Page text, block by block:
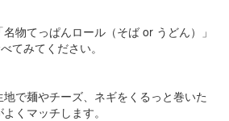
物てっぱんロール（そば or うどん）」
てみてください。
で麺やチーズ、ネギをくるっと巻いた
くマッチします。